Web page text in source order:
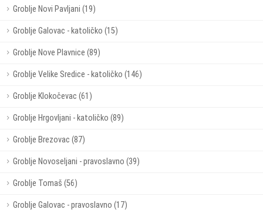
Groblje Novi Pavljani (19)
Groblje Galovac - katoličko (15)
Groblje Nove Plavnice (89)
Groblje Velike Sredice - katoličko (146)
Groblje Klokočevac (61)
Groblje Hrgovljani - katoličko (89)
Groblje Brezovac (87)
Groblje Novoseljani - pravoslavno (39)
Groblje Tomaš (56)
Groblje Galovac - pravoslavno (17)